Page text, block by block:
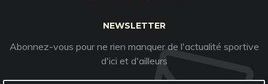
NEWSLETTER
Abonnez-vous pour ne rien manquer de l'actualité sportive
d'ici et d'ailleurs